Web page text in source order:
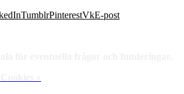
TumblrPinterestVkE-post